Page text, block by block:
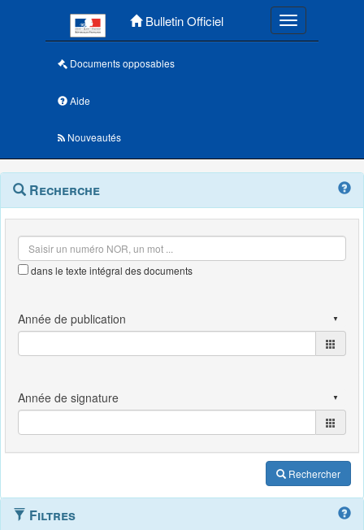
Bulletin Officiel Toggle
Documents opposables
Aide
Nouveautés
Navigation
outils
Menu
contextuel
Recherche
dans le texte intégral des documents
Rechercher
Filtres